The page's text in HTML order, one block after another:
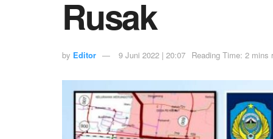
Rusak
by Editor 9 Juni 2022 | 20:07 Reading Time: 2 mins